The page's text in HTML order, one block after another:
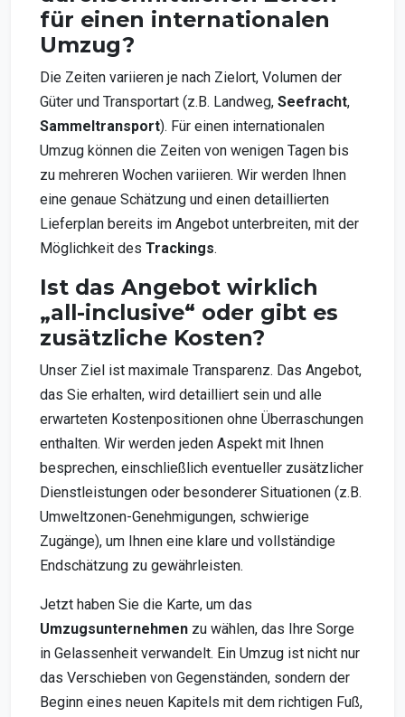
für einen internationalen
Umzug?
Die Zeiten variieren je nach Zielort, Volumen der
Güter und Transportart (z.B. Landweg, Seefracht,
Sammeltransport). Für einen internationalen
Umzug können die Zeiten von wenigen Tagen bis
zu mehreren Wochen variieren. Wir werden Ihnen
eine genaue Schätzung und einen detaillierten
Lieferplan bereits im Angebot unterbreiten, mit der
Möglichkeit des Trackings.
Ist das Angebot wirklich
„all-inclusive“ oder gibt es
zusätzliche Kosten?
Unser Ziel ist maximale Transparenz. Das Angebot,
das Sie erhalten, wird detailliert sein und alle
erwarteten Kostenpositionen ohne Überraschungen
enthalten. Wir werden jeden Aspekt mit Ihnen
besprechen, einschließlich eventueller zusätzlicher
Dienstleistungen oder besonderer Situationen (z.B.
Umweltzonen-Genehmigungen, schwierige
Zugänge), um Ihnen eine klare und vollständige
Endschätzung zu gewährleisten.
Jetzt haben Sie die Karte, um das
Umzugsunternehmen zu wählen, das Ihre Sorge
in Gelassenheit verwandelt. Ein Umzug ist nicht nur
das Verschieben von Gegenständen, sondern der
Beginn eines neuen Kapitels mit dem richtigen Fuß,